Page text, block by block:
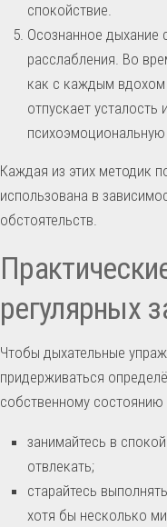
спокойствие.
Осознанное дыхание
расслабления. Во
как с каждым вдохом
отпускает усталость
психоэмоциональную
Каждая из этих методик
использована в
обстоятельств.
регулярных
Чтобы дыхательные
придерживаться
собственному
занимайтесь в
отвлекать;
старайтесь
хотя бы несколько